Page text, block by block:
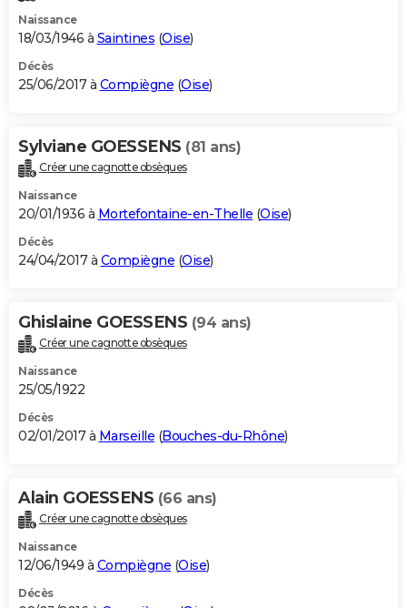
Naissance
18/03/1946 à Saintines (Oise)
Décès
25/06/2017 à Compiègne (Oise)
Sylviane GOESSENS (81 ans)
Créer une cagnotte obsèques
Naissance
20/01/1936 à Mortefontaine-en-Thelle (Oise)
Décès
24/04/2017 à Compiègne (Oise)
Ghislaine GOESSENS (94 ans)
Créer une cagnotte obsèques
Naissance
25/05/1922
Décès
02/01/2017 à Marseille (Bouches-du-Rhône)
Alain GOESSENS (66 ans)
Créer une cagnotte obsèques
Naissance
12/06/1949 à Compiègne (Oise)
Décès